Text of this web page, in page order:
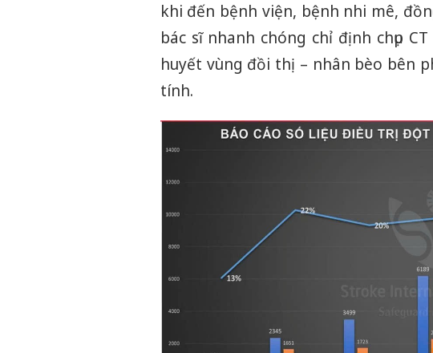
khi đến bệnh viện, bệnh nhi mê,
bác sĩ nhanh chóng chỉ định chụp
huyết vùng đồi thị – nhân bèo bên
tính.